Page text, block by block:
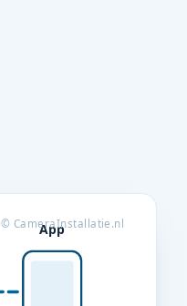
App
© CameraInstallatie.nl